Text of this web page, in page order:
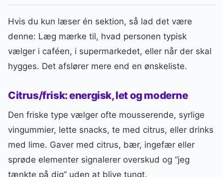
Hvis du kun læser én sektion, så lad det være
denne: Læg mærke til, hvad personen typisk
vælger i caféen, i supermarkedet, eller når der skal
hygges. Det afslører mere end en ønskeliste.
Citrus/frisk: energisk, let og moderne
Den friske type vælger ofte mousserende, syrlige
vingummier, lette snacks, te med citrus, eller drinks
med lime. Gaver med citrus, bær, ingefær eller
sprøde elementer signalerer overskud og “jeg
tænkte på dig” uden at blive tungt.